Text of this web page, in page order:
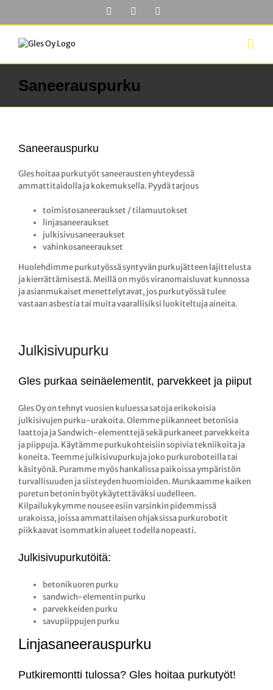
FacebookYouTube
Saneerauspurku
Saneerauspurku
Gles hoitaa purkutyöt saneerausten yhteydessä
ammattitaidolla ja kokemuksella. Pyydä tarjous
toimistosaneeraukset / tilamuutokset
linjasaneeraukset
julkisivusaneeraukset
vahinkosaneeraukset
Huolehdimme purkutyössä syntyvän purkujätteen lajittelusta
ja kierrättämisestä. Meillä on myös viranomaisluvat kunnossa
ja asianmukaiset menettelytavat, jos purkutyössä tulee
vastaan asbestia tai muita vaarallisiksi luokiteltuja aineita.
Julkisivupurku
Gles purkaa seinäelementit, parvekkeet ja piiput
Gles Oy on tehnyt vuosien kuluessa satoja erikokoisia
julkisivujen purku-urakoita. Olemme piikanneet betonisia
laattoja ja Sandwich-elementtejä sekä purkaneet parvekkeita
ja piippuja. Käytämme purkukohteisiin sopivia tekniikoita ja
koneita. Teemme julkisivupurkuja joko purkuroboteilla tai
käsityönä. Puramme myös hankalissa paikoissa ympäristön
turvallisuuden ja siisteyden huomioiden. Murskaamme kaiken
puretun betonin hyötykäytettäväksi uudelleen.
Kilpailukykymme nousee esiin varsinkin pidemmissä
urakoissa, joissa ammattilaisen ohjaksissa purkurobotit
piikkaavat isommatkin alueet todella nopeasti.
Julkisivupurkutöitä:
betonikuoren purku
sandwich-elementin purku
parvekkeiden purku
savupiippujen purku
Linjasaneerauspurku
Putkiremontti tulossa? Gles hoitaa purkutyöt!